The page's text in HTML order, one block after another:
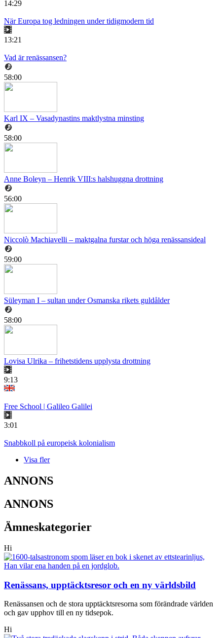
14:29
När Europa tog ledningen under tidigmodern tid
13:21
Vad är renässansen?
58:00
Karl IX – Vasadynastins maktlystna minsting
58:00
Anne Boleyn – Henrik VIII:s halshuggna drottning
56:00
Niccolò Machiavelli – maktgalna furstar och höga renässansideal
59:00
Süleyman I – sultan under Osmanska rikets guldålder
58:00
Lovisa Ulrika – frihetstidens upplysta drottning
9:13
Free School | Galileo Galilei
3:01
Snabbkoll på europeisk kolonialism
Visa fler
ANNONS
ANNONS
Ämneskategorier
Hi
Renässans, upptäcktsresor och en ny världsbild
Renässansen och de stora upptäcktsresorna som förändrade världen
och gav upphov till en ny tidsepok.
Hi